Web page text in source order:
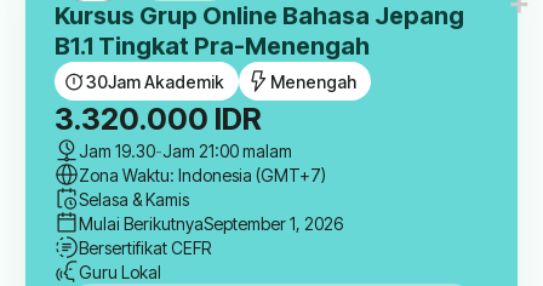
Kursus Grup Online Bahasa Jepang
B1.1 Tingkat Pra-Menengah
30Jam Akademik Menengah
3.320.000 IDR
Jam 19.30-Jam 21:00 malam
Zona Waktu: Indonesia (GMT+7)
Selasa & Kamis
Mulai BerikutnyaSeptember 1, 2026
Bersertifikat CEFR
Guru Lokal